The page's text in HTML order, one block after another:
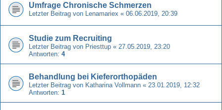
Umfrage Chronische Schmerzen
Letzter Beitrag von Lenamariex « 06.06.2019, 20:39
Studie zum Recruiting
Letzter Beitrag von Priesttup « 27.05.2019, 23:20
Antworten: 4
Behandlung bei Kieferorthopäden
Letzter Beitrag von Katharina Vollmann « 23.01.2019, 12:32
Antworten: 1